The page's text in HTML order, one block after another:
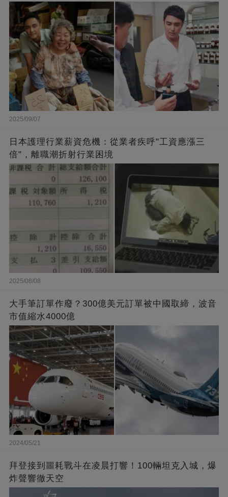
闆的福報
2025/09/07
日本護理行業薪資危機：從業者疾呼"工資應漲三
倍"，離職潮折射行業困境
2025/08/08
大手筆訂單作廢？300億美元訂單被中國取締，波音
市值縮水4000億
2024/05/21
拜登接到噩耗戰斗在凌晨打響！100輛坦克入城，爆
炸聲響徹天空